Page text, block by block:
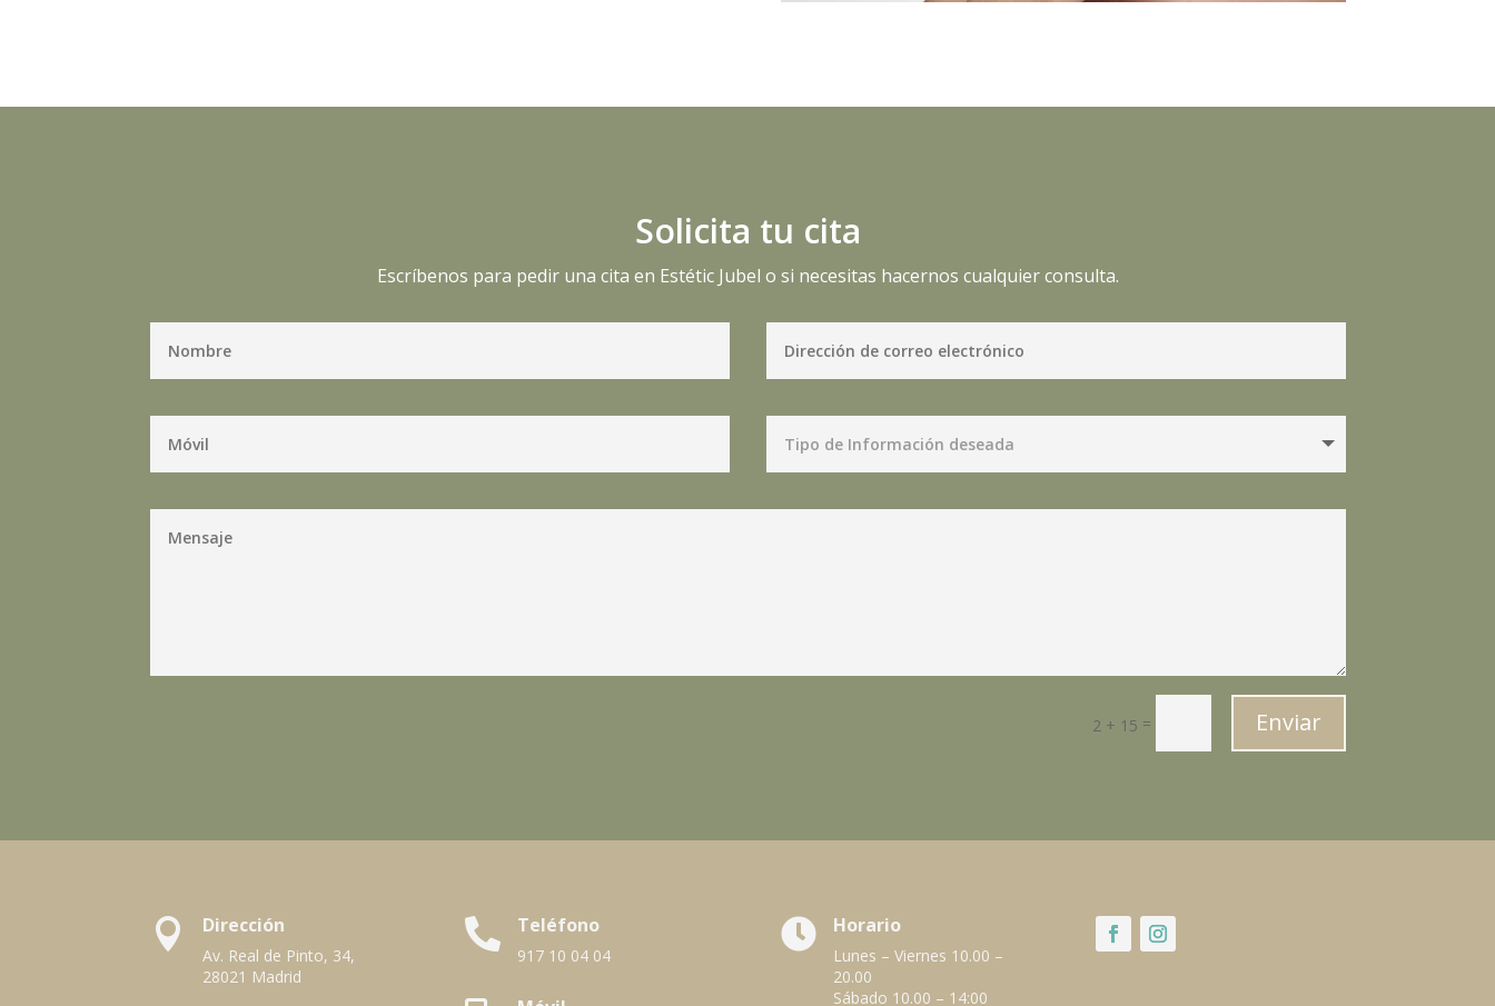
Solicita tu cita
Escríbenos para pedir una cita en Estétic Jubel o si necesitas hacernos cualquier consulta.
2 + 15 = Enviar
 Dirección
Av. Real de Pinto, 34,
28021 Madrid
 Teléfono
917 10 04 04
 Horario
Lunes – Viernes 10.00 –
20.00
Sábado 10.00 – 14:00